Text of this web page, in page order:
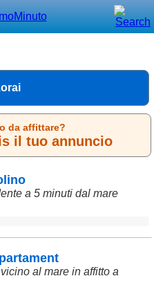
da affittare?
il tuo annuncio
a 5 minuti dal mare
al mare in affitto a